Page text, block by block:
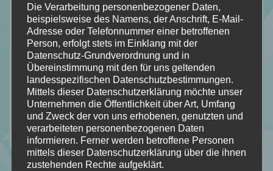
Die Verarbeitung personenbezogener Daten,
beispielsweise des Namens, der Anschrift, E-Mail-
Adresse oder Telefonnummer einer betroffenen
Person, erfolgt stets im Einklang mit der
Datenschutz-Grundverordnung und in
Übereinstimmung mit den für uns geltenden
landesspezifischen Datenschutzbestimmungen.
Mittels dieser Datenschutzerklärung möchte unser
Unternehmen die Öffentlichkeit über Art, Umfang
und Zweck der von uns erhobenen, genutzten und
verarbeiteten personenbezogenen Daten
informieren. Ferner werden betroffene Personen
mittels dieser Datenschutzerklärung über die ihnen
zustehenden Rechte aufgeklärt.